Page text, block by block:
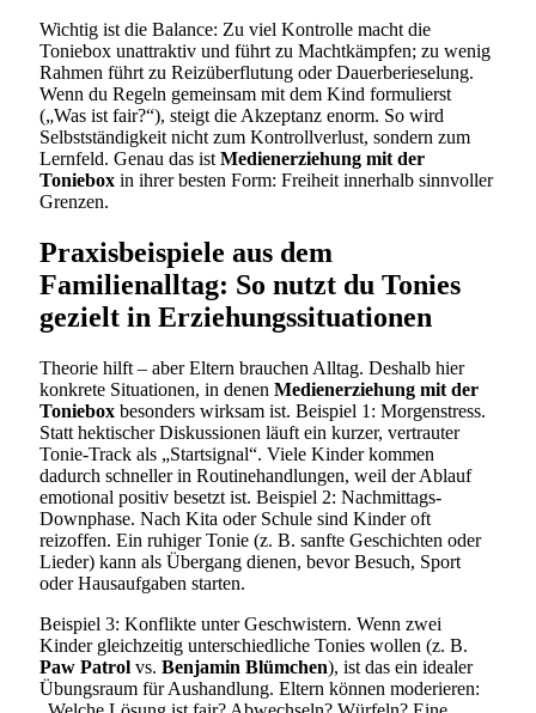
Wichtig ist die Balance: Zu viel Kontrolle macht die
Toniebox unattraktiv und führt zu Machtkämpfen; zu wenig
Rahmen führt zu Reizüberflutung oder Dauerberieselung.
Wenn du Regeln gemeinsam mit dem Kind formulierst
(„Was ist fair?“), steigt die Akzeptanz enorm. So wird
Selbstständigkeit nicht zum Kontrollverlust, sondern zum
Lernfeld. Genau das ist Medienerziehung mit der
Toniebox in ihrer besten Form: Freiheit innerhalb sinnvoller
Grenzen.
Praxisbeispiele aus dem
Familienalltag: So nutzt du Tonies
gezielt in Erziehungssituationen
Theorie hilft – aber Eltern brauchen Alltag. Deshalb hier
konkrete Situationen, in denen Medienerziehung mit der
Toniebox besonders wirksam ist. Beispiel 1: Morgenstress.
Statt hektischer Diskussionen läuft ein kurzer, vertrauter
Tonie-Track als „Startsignal“. Viele Kinder kommen
dadurch schneller in Routinehandlungen, weil der Ablauf
emotional positiv besetzt ist. Beispiel 2: Nachmittags-
Downphase. Nach Kita oder Schule sind Kinder oft
reizoffen. Ein ruhiger Tonie (z. B. sanfte Geschichten oder
Lieder) kann als Übergang dienen, bevor Besuch, Sport
oder Hausaufgaben starten.
Beispiel 3: Konflikte unter Geschwistern. Wenn zwei
Kinder gleichzeitig unterschiedliche Tonies wollen (z. B.
Paw Patrol vs. Benjamin Blümchen), ist das ein idealer
Übungsraum für Aushandlung. Eltern können moderieren: